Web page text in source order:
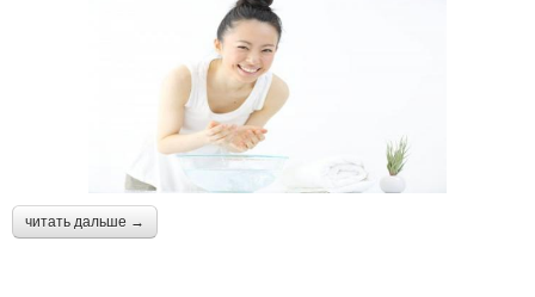
читать дальше →